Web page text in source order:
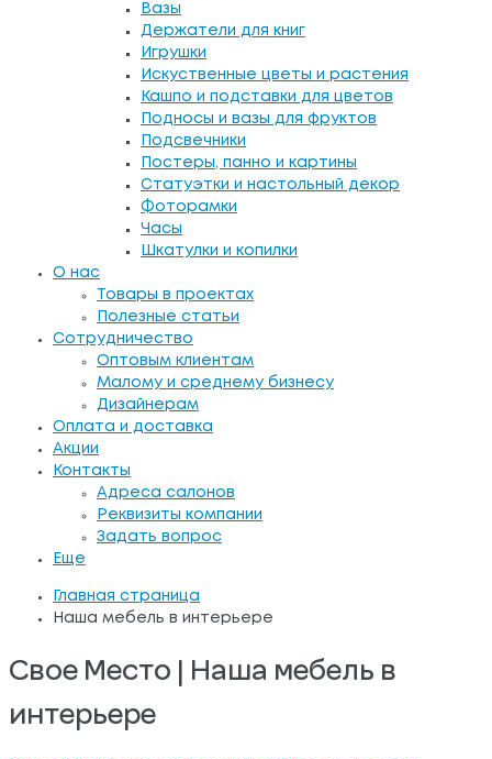
Вазы
Держатели для книг
Игрушки
Искуственные цветы и растения
Кашпо и подставки для цветов
Подносы и вазы для фруктов
Подсвечники
Постеры, панно и картины
Статуэтки и настольный декор
Фоторамки
Часы
Шкатулки и копилки
О нас
Товары в проектах
Полезные статьи
Сотрудничество
Оптовым клиентам
Малому и среднему бизнесу
Дизайнерам
Оплата и доставка
Акции
Контакты
Адреса салонов
Реквизиты компании
Задать вопрос
Еще
Главная страница
Наша мебель в интерьере
Свое Место | Наша мебель в
интерьере